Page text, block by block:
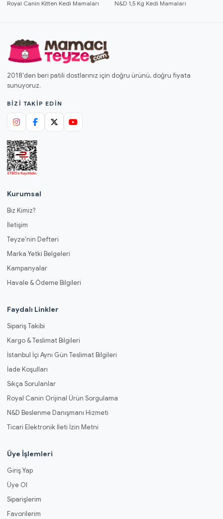
Royal Canin Kitten Kedi Mamaları
N&D 1,5 Kg Kedi Mamaları
2018'den beri patili dostlarınız için doğru ürünü, doğru fiyata
sunuyoruz.
BIZI TAKIP EDIN
Kurumsal
Biz Kimiz?
İletişim
Teyze'nin Defteri
Marka Yetki Belgeleri
Kampanyalar
Havale & Ödeme Bilgileri
Faydalı Linkler
Sipariş Takibi
Kargo & Teslimat Bilgileri
İstanbul İçi Aynı Gün Teslimat Bilgileri
İade Koşulları
Sıkça Sorulanlar
Royal Canin Orijinal Ürün Sorgulama
N&D Beslenme Danışmanı Hizmeti
Ticari Elektronik İleti İzin Metni
Üye İşlemleri
Giriş Yap
Üye Ol
Siparişlerim
Favorilerim